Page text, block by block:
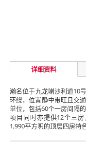
详细资料
瀚名位于九龙喇沙利道10
环绕，位置静中带旺且交
单位，包括60个一房间隔
项目同时亦提供12个三
1,990平方呎的顶层四房特